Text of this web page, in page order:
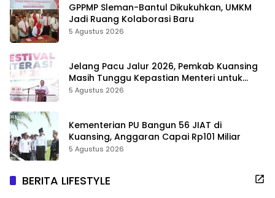
GPPMP Sleman-Bantul Dikukuhkan, UMKM
Jadi Ruang Kolaborasi Baru
5 Agustus 2026
Jelang Pacu Jalur 2026, Pemkab Kuansing
Masih Tunggu Kepastian Menteri untuk
Buka Festival
5 Agustus 2026
Kementerian PU Bangun 56 JIAT di
Kuansing, Anggaran Capai Rp101 Miliar
5 Agustus 2026
BERITA LIFESTYLE